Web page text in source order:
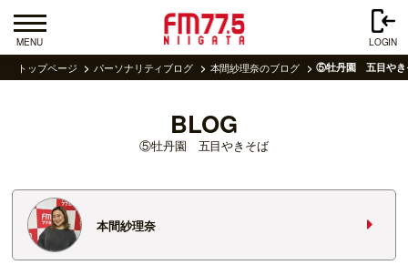
MENU LOGIN
トップページ パーソナリティブログ 本間紗理奈のブログ ⑤牡丹園 五目やき
BLOG
⑤牡丹園 五目やきそば
本間紗理奈